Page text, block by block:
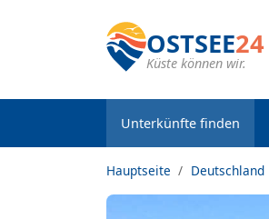
OSTSEE24
Küste können wir.
Unterkünfte finden
Hauptseite Deutschland